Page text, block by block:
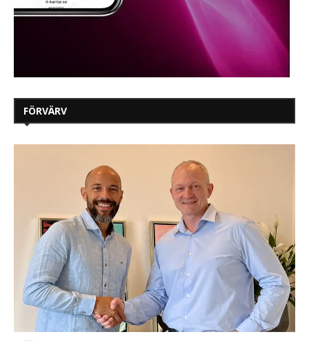
FÖRVÄRV